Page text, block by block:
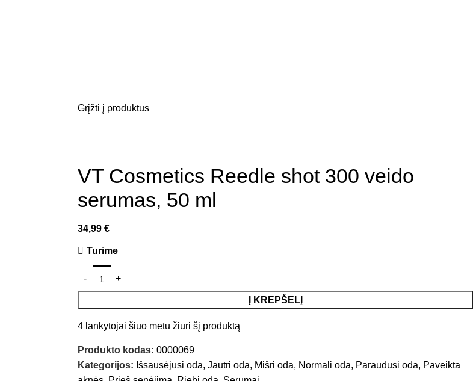
Grįžti į produktus
VT Cosmetics Reedle shot 300 veido
serumas, 50 ml
34,99 €
Turime
Į KREPŠELĮ
4 lankytojai šiuo metu žiūri šį produktą
Produkto kodas: 0000069
Kategorijos: Išsausėjusi oda, Jautri oda, Mišri oda, Normali oda, Paraudusi oda, Paveikta